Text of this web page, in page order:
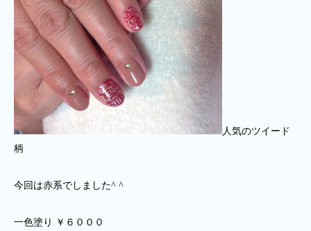
人気のツイード
柄
今回は赤系でしました^ ^
一色塗り ￥６０００